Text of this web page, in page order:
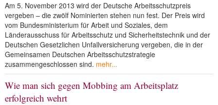
Am 5. November 2013 wird der Deutsche Arbeitsschutzpreis
vergeben – die zwölf Nominierten stehen nun fest. Der Preis wird
vom Bundesministerium für Arbeit und Soziales, dem
Länderausschuss für Arbeitsschutz und Sicherheitstechnik und der
Deutschen Gesetzlichen Unfallversicherung vergeben, die in der
Gemeinsamen Deutschen Arbeitsschutzstrategie
zusammengeschlossen sind. mehr...
Wie man sich gegen Mobbing am Arbeitsplatz
erfolgreich wehrt